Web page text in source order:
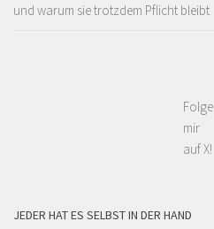
und warum sie trotzdem Pflicht bleibt
Folge
mir
auf X!
JEDER HAT ES SELBST IN DER HAND